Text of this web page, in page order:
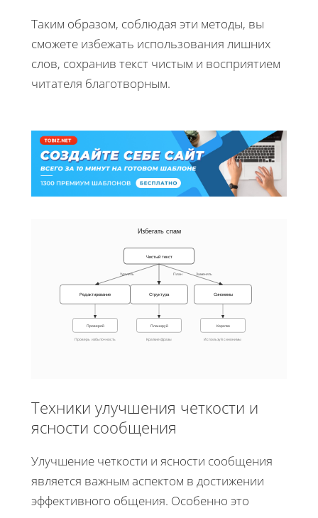
Таким образом, соблюдая эти методы, вы
сможете избежать использования лишних
слов, сохранив текст чистым и восприятием
читателя благотворным.
Избегать спам
Чистый текст
Редактирование Структура Синонимы
Проверяй Планируй Коротко
Удалять План Заменять
Проверь избыточность Краткие фразы Используй синонимы
Техники улучшения четкости и
ясности сообщения
Улучшение четкости и ясности сообщения
является важным аспектом в достижении
эффективного общения. Особенно это